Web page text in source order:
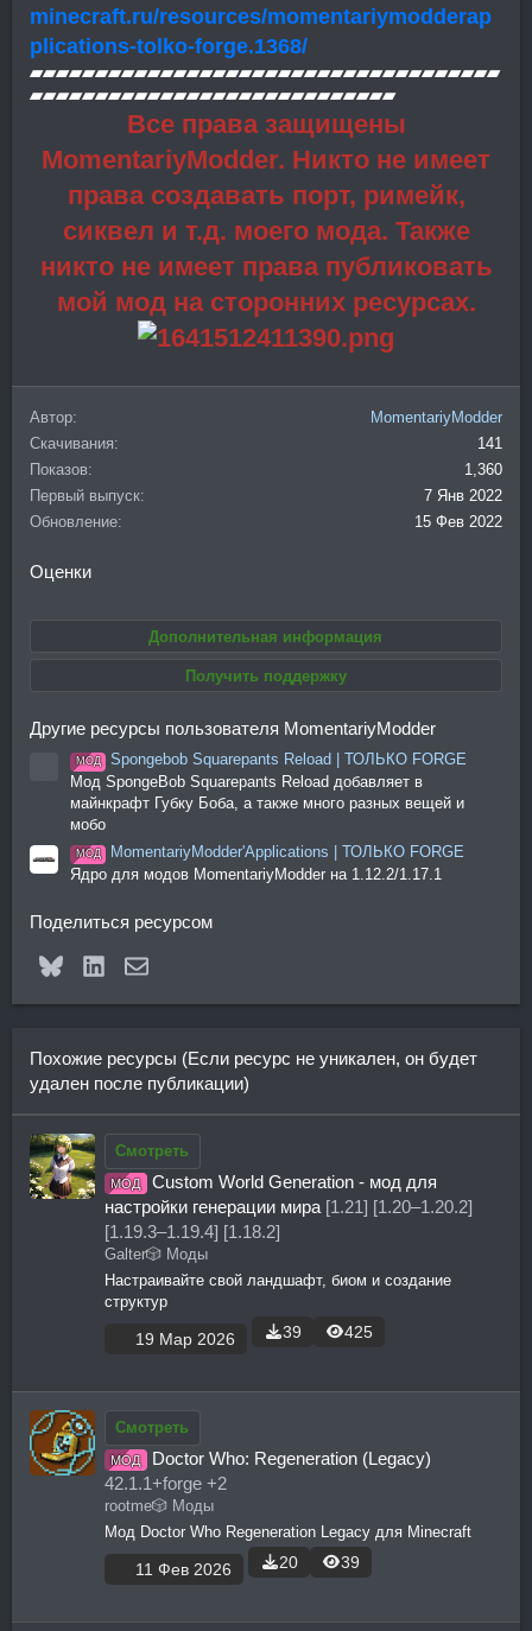
minecraft.ru/resources/momentariymodderap
plications-tolko-forge.1368/
▰▰▰▰▰▰▰▰▰▰▰▰▰▰▰▰▰▰▰▰▰▰▰▰▰▰▰▰▰▰▰▰▰▰▰▰
▰▰▰▰▰▰▰▰▰▰▰▰▰▰▰▰▰▰▰▰▰▰▰▰▰▰▰▰
Все права защищены
MomentariyModder. Никто не имеет
права создавать порт, римейк,
сиквел и т.д. моего мода. Также
никто не имеет права публиковать
мой мод на сторонних ресурсах.
Автор
MomentariyModder
Скачивания
141
Показов
1,360
Первый выпуск
7 Янв 2022
Обновление
15 Фев 2022
Оценки
Дополнительная информация
Получить поддержку
Другие ресурсы пользователя MomentariyModder
Иконка ресурса
МОД
Spongebob Squarepants Reload | ТОЛЬКО FORGE
Мод SpongeBob Squarepants Reload добавляет в
майнкрафт Губку Боба, а также много разных вещей и
мобо
МОД
MomentariyModder'Applications | ТОЛЬКО FORGE
Ядро для модов MomentariyModder на 1.12.2/1.17.1
Поделиться ресурсом
BlueskyLinkedInЭлектронная почта
Похожие ресурсы (Если ресурс не уникален, он будет
удален после публикации)
Смотреть
МОД
Custom World Generation - мод для
настройки генерации мира [1.21] [1.20–1.20.2]
[1.19.3–1.19.4] [1.18.2]
Galter🎲 Моды
Настраивайте свой ландшафт, биом и создание
структур
19 Мар 2026 39 425
Смотреть
МОД
Doctor Who: Regeneration (Legacy)
42.1.1+forge +2
rootme🎲 Моды
Мод Doctor Who Regeneration Legacy для Minecraft
11 Фев 2026 20 39